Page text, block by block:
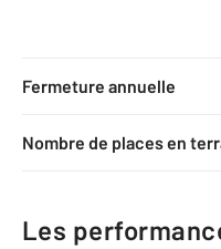
Fermeture annuelle
Nombre de places en
Les